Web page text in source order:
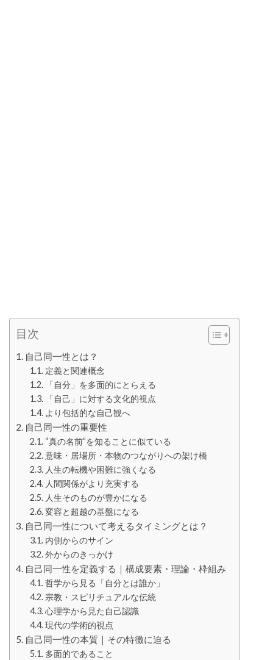
目次
自己同一性とは？
定義と関連概念
「自分」を多面的にとらえる
「自己」に対する文化的視点
より包括的な自己観へ
自己同一性の重要性
“真の名前”を知ることに似ている
意味・居場所・本物のつながりへの架け橋
人生の転機や困難に強くなる
人間関係がより充実する
人生そのものが豊かになる
変容と超越の基盤になる
自己同一性について考えるタイミングとは？
内側からのサイン
外からのきっかけ
自己同一性を定義する｜構成要素・理論・枠組み
哲学から見る「自分とは誰か」
宗教・スピリチュアルな伝統
心理学から見た自己認識
現代の学術的視点
自己同一性の本質｜その特徴に迫る
多面的であること